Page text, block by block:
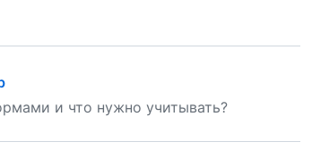
и что нужно учитывать?